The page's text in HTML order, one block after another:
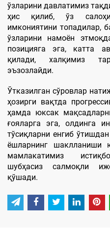
ўзларини давлатимиз
ҳис қилиб, ўз
имкониятини топадилар,
ўзларини намоён
позицияга эга, катта
қилади, халқимиз
эъзозлайди.
Ўтказилган сўровлар
ҳозирги вақтда
ҳамда юксак
ғояларга эга, олдинга
тўсиқларни енгиб
ёшларнинг шаклланиши
мамлакатимиз
шубҳасиз салмоқли
қўшади.